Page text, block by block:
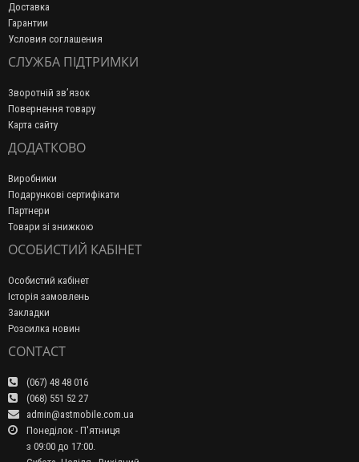
Доставка
Гарантии
Условия соглашения
СЛУЖБА ПІДТРИМКИ
Зворотній зв’язок
Повернення товару
Карта сайту
ДОДАТКОВО
Виробники
Подарункові сертифікати
Партнери
Товари зі знижкою
ОСОБИСТИЙ КАБІНЕТ
Особистий кабінет
Історія замовлень
Закладки
Розсилка новин
CONTACT
(067) 48 48 016
(068) 551 52 27
admin@astmobile.com.ua
Понеділок - П'ятниця
з 09:00 до 17:00.